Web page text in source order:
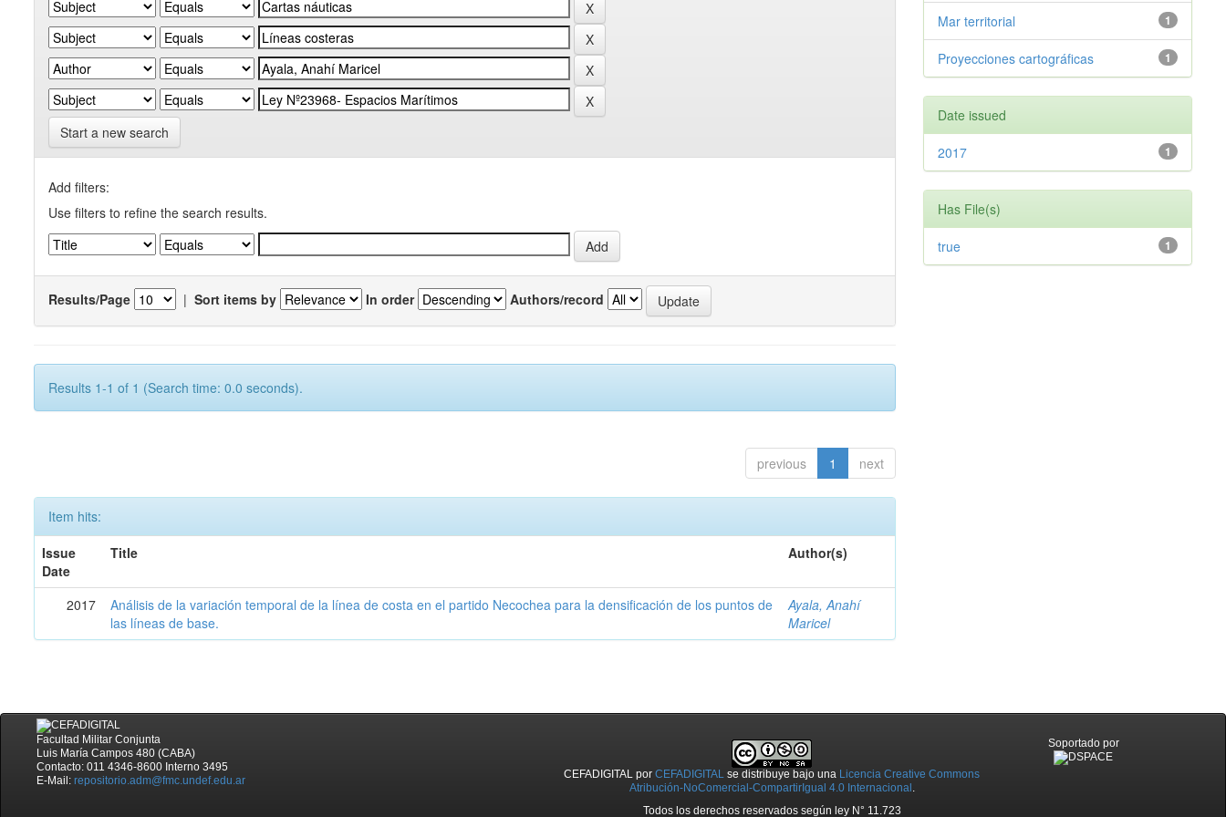
Start a new search
Add filters:
Use filters to refine the search results.
Results/Page | Sort items by In order Authors/record
Results 1-1 of 1 (Search time: 0.0 seconds).
previous 1 next
Item hits:
Issue
Date
Title Author(s)
2017
Análisis de la variación temporal de la línea de costa en el partido Necochea para la densificación de los puntos de
las líneas de base.
Ayala, Anahí
Maricel
1
Mar territorial
1
Proyecciones cartográficas
Date issued
1
2017
Has File(s)
1
true
Facultad Militar Conjunta
Luis María Campos 480 (CABA)
Contacto: 011 4346-8600 Interno 3495
E-Mail: repositorio.adm@fmc.undef.edu.ar CEFADIGITAL porCEFADIGITAL se distribuye bajo una Licencia Creative Commons
Atribución-NoComercial-CompartirIgual 4.0 Internacional .
Todos los derechos reservados según ley N° 11.723
Soportado por